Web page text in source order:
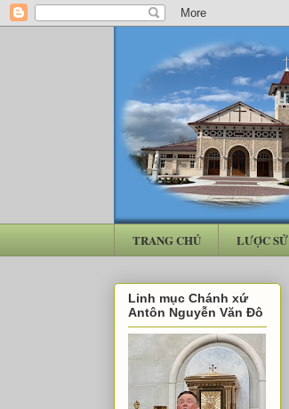
TRANG CHỦ LƯỢC SỬ
Linh mục Chánh xứ
Antôn Nguyễn Văn Đô